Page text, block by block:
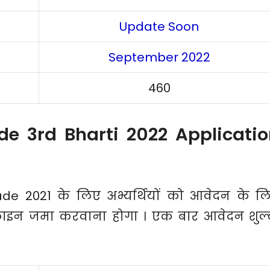
Update Soon
September 2022
460
3rd Bharti 2022
2021 के लिए अभ्यर्थियों को आवेदन के
जमा करवाना होगा । एक बार आवेदन